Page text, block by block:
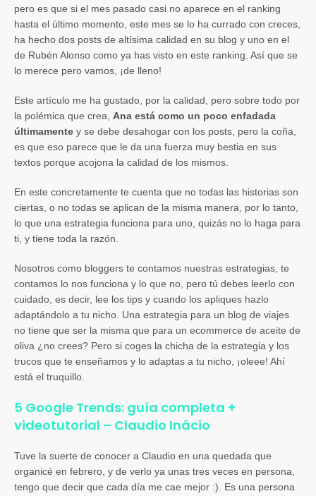
pero es que si el mes pasado casi no aparece en el ranking
hasta el último momento, este mes se lo ha currado con creces,
ha hecho dos posts de altísima calidad en su blog y uno en el
de Rubén Alonso como ya has visto en este ranking. Así que se
lo merece pero vamos, ¡de lleno!
Este artículo me ha gustado, por la calidad, pero sobre todo por
la polémica que crea, Ana está como un poco enfadada
últimamente y se debe desahogar con los posts, pero la coña,
es que eso parece que le da una fuerza muy bestia en sus
textos porque acojona la calidad de los mismos.
En este concretamente te cuenta que no todas las historias son
ciertas, o no todas se aplican de la misma manera, por lo tanto,
lo que una estrategia funciona para uno, quizás no lo haga para
ti, y tiene toda la razón.
Nosotros como bloggers te contamos nuestras estrategias, te
contamos lo nos funciona y lo que no, pero tú debes leerlo con
cuidado, es decir, lee los tips y cuando los apliques hazlo
adaptándolo a tu nicho. Una estrategia para un blog de viajes
no tiene que ser la misma que para un ecommerce de aceite de
oliva ¿no crees? Pero si coges la chicha de la estrategia y los
trucos que te enseñamos y lo adaptas a tu nicho, ¡oleee! Ahí
está el truquillo.
5 Google Trends: guía completa +
videotutorial – Claudio Inácio
Tuve la suerte de conocer a Claudio en una quedada que
organicé en febrero, y de verlo ya unas tres veces en persona,
tengo que decir que cada día me cae mejor :). Es una persona